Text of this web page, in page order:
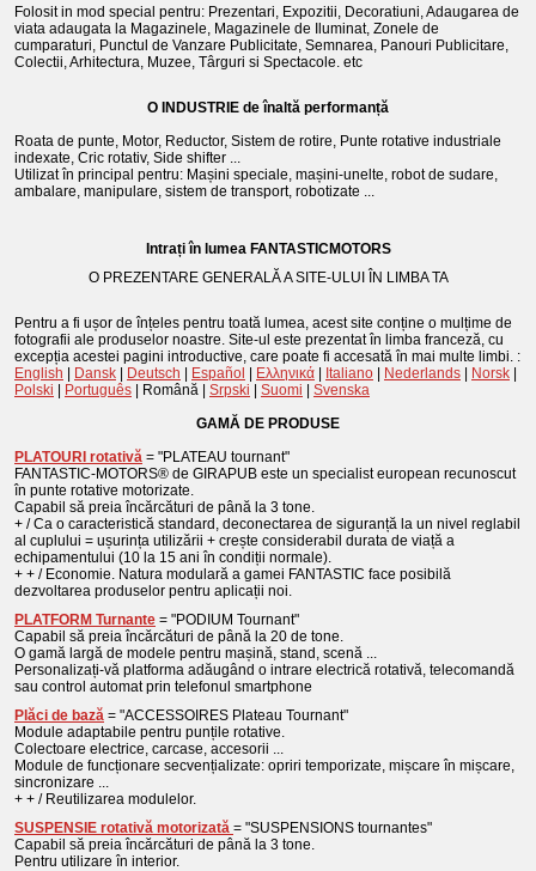
Folosit in mod special pentru: Prezentari, Expozitii, Decoratiuni, Adaugarea de
viata adaugata la Magazinele, Magazinele de Iluminat, Zonele de
cumparaturi, Punctul de Vanzare Publicitate, Semnarea, Panouri Publicitare,
Colectii, Arhitectura, Muzee, Târguri si Spectacole. etc
O INDUSTRIE de înaltă performanță
Roata de punte, Motor, Reductor, Sistem de rotire, Punte rotative industriale
indexate, Cric rotativ, Side shifter ...
Utilizat în principal pentru: Mașini speciale, mașini-unelte, robot de sudare,
ambalare, manipulare, sistem de transport, robotizate ...
Intrați în lumea FANTASTICMOTORS
O PREZENTARE GENERALĂ A SITE-ULUI ÎN LIMBA TA
Pentru a fi ușor de înțeles pentru toată lumea, acest site conține o mulțime de
fotografii ale produselor noastre. Site-ul este prezentat în limba franceză, cu
excepția acestei pagini introductive, care poate fi accesată în mai multe limbi. :
English
Dansk Deutsch Español Ελληνικά Italiano Nederlands Norsk
Polski
Português | Română | Srpski Suomi
Svenska
GAMĂ DE PRODUSE
PLATOURI rotativă = "PLATEAU tournant"
FANTASTIC-MOTORS® de GIRAPUB este un specialist european recunoscut
în punte rotative motorizate.
Capabil să preia încărcături de până la 3 tone.
+ / Ca o caracteristică standard, deconectarea de siguranță la un nivel reglabil
al cuplului = ușurința utilizării + crește considerabil durata de viață a
echipamentului (10 la 15 ani în condiții normale).
+ + / Economie. Natura modulară a gamei FANTASTIC face posibilă
dezvoltarea produselor pentru aplicații noi.
PLATFORM Turnante = "PODIUM Tournant"
Capabil să preia încărcături de până la 20 de tone.
O gamă largă de modele pentru mașină, stand, scenă ...
Personalizați-vă platforma adăugând o intrare electrică rotativă, telecomandă
sau control automat prin telefonul smartphone
Plăci de bază = "ACCESSOIRES Plateau Tournant"
Module adaptabile pentru punțile rotative.
Colectoare electrice, carcase, accesorii ...
Module de funcționare secvențializate: opriri temporizate, mișcare în mișcare,
sincronizare ...
+ + / Reutilizarea modulelor.
SUSPENSIE rotativă motorizată = "SUSPENSIONS tournantes"
Capabil să preia încărcături de până la 3 tone.
Pentru utilizare în interior.